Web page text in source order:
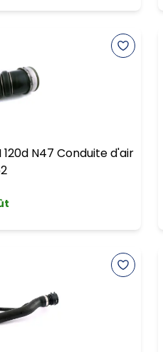
120d N47 Conduite d'air